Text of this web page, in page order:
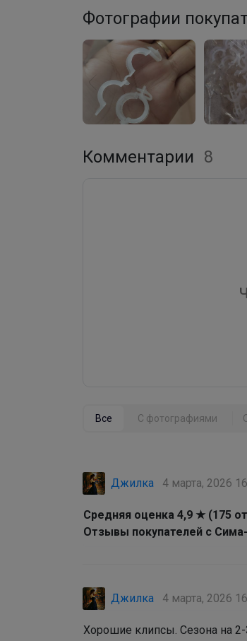
Фотографии
Комментарии 8
Все С фотографиями
Джилка 4 марта, 2026
Средняя оценка 4,9 ★ (175
Отзывы покупателей с
Джилка 4 марта, 2026
Хорошие клипсы. Сезона на